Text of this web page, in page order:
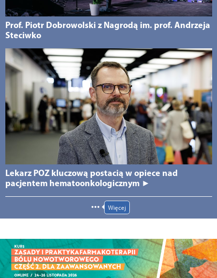
Prof. Piotr Dobrowolski z Nagrodą im. prof. Andrzeja
Steciwko
Lekarz POZ kluczową postacią w opiece nad
pacjentem hematoonkologicznym ►
Więcej